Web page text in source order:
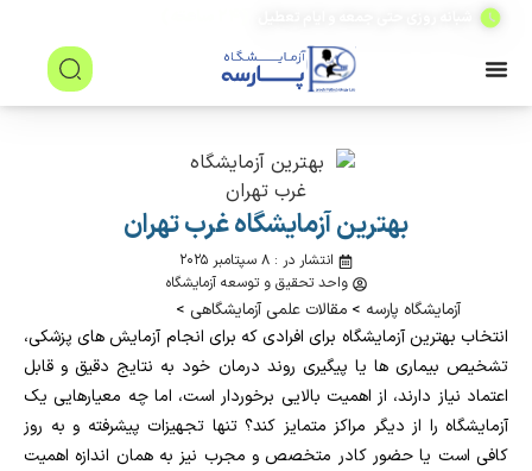
بهترین آزمایشگاه غرب تهران
انتشار در : ۸ سپتامبر ۲۰۲۵
واحد تحقیق و توسعه آزمایشگاه
آزمایشگاه پارسه > مقالات علمی آزمایشگاهی >
انتخاب بهترین آزمایشگاه برای افرادی که برای انجام آزمایش‌ های پزشکی،
تشخیص بیماری‌ ها یا پیگیری روند درمان خود به نتایج دقیق و قابل
اعتماد نیاز دارند، از اهمیت بالایی برخوردار است، اما چه معیارهایی یک
آزمایشگاه را از دیگر مراکز متمایز کند؟ تنها تجهیزات پیشرفته و به‌ روز
کافی است یا حضور کادر متخصص و مجرب نیز به همان اندازه اهمیت